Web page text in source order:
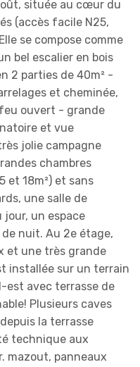
située au cœur du
(accès facile N25,
se compose comme
bel escalier en bois
2 parties de 40m² -
et cheminée,
ouvert - grande
et vue
jolie campagne
chambres
et 18m²) et sans
une salle de
un espace
nuit. Au 2e étage,
et une très grande
installée sur un terrain
est avec terrasse de
Plusieurs caves
la terrasse
technique aux
mazout, panneaux